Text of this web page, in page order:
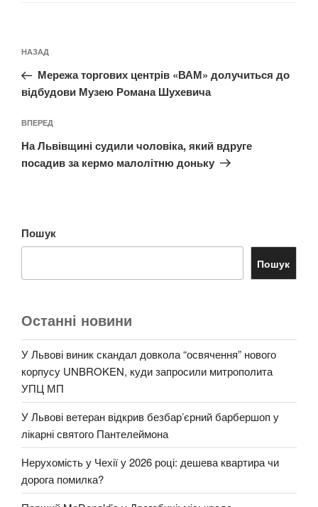
записів
Попередній
запис:
НАЗАД
Мережа торгових центрів «ВАМ» долучиться до
відбудови Музею Романа Шухевича
Наступний
запис
ВПЕРЕД
На Львівщині судили чоловіка, який вдруге
посадив за кермо малолітню доньку
Пошук
Пошук
Останні новини
У Львові виник скандал довкола “освячення” нового
корпусу UNBROKEN, куди запросили митрополита
УПЦ МП
У Львові ветеран відкрив безбар’єрний барбершоп у
лікарні святого Пантелеймона
Нерухомість у Чехії у 2026 році: дешева квартира чи
дорога помилка?